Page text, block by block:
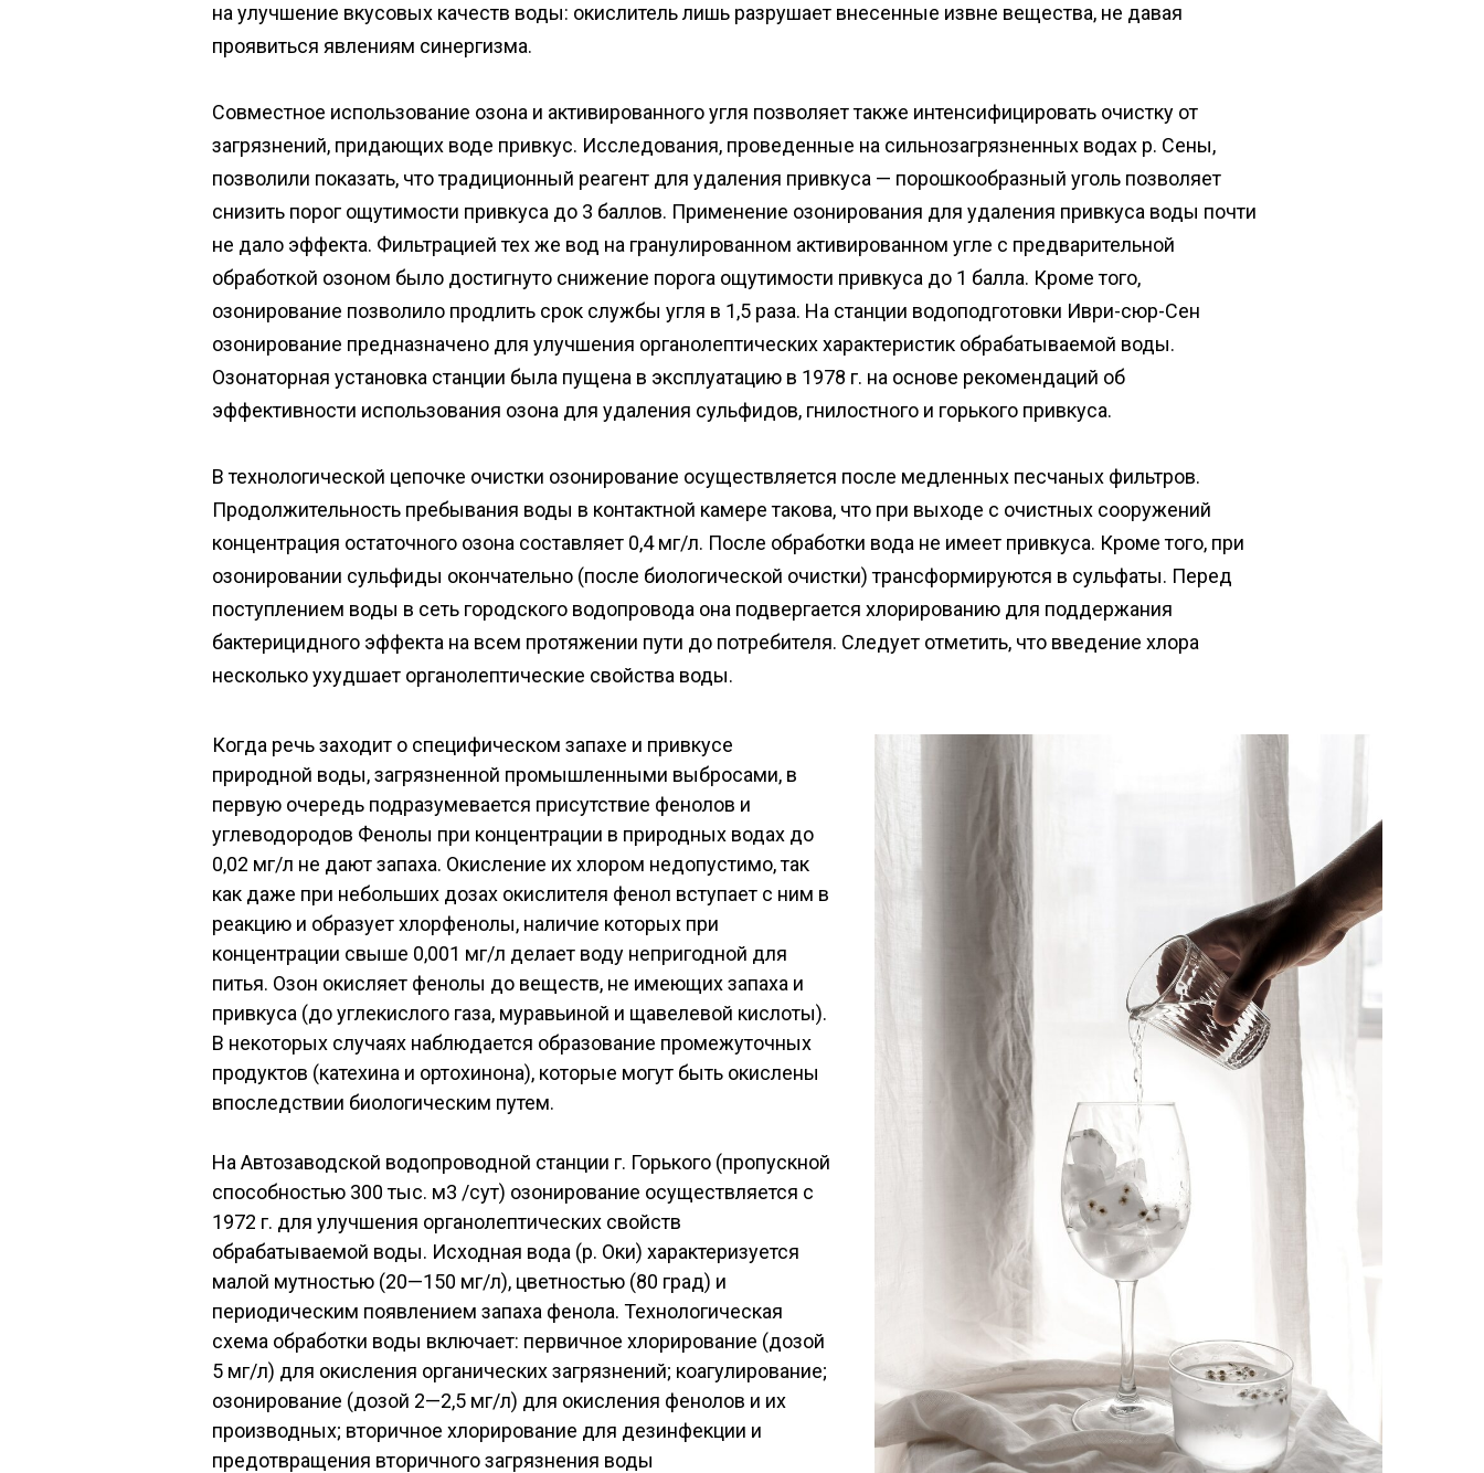
на улучшение вкусовых качеств воды: окислитель лишь разрушает внесенные извне вещества, не давая
проявиться явлениям синергизма.
Совместное использование озона и активированного угля позволяет также интенсифицировать очистку от
загрязнений, придающих воде привкус. Исследования, проведенные на сильнозагрязненных водах р. Сены,
позволили показать, что традиционный реагент для удаления привкуса — порошкообразный уголь позволяет
снизить порог ощутимости привкуса до 3 баллов. Применение озонирования для удаления привкуса воды почти
не дало эффекта. Фильтрацией тех же вод на гранулированном активированном угле с предварительной
обработкой озоном было достигнуто снижение порога ощутимости привкуса до 1 балла. Кроме того,
озонирование позволило продлить срок службы угля в 1,5 раза. На станции водоподготовки Иври-сюр-Сен
озонирование предназначено для улучшения органолептических характеристик обрабатываемой воды.
Озонаторная установка станции была пущена в эксплуатацию в 1978 г. на основе рекомендаций об
эффективности использования озона для удаления сульфидов, гнилостного и горького привкуса.
В технологической цепочке очистки озонирование осуществляется после медленных песчаных фильтров.
Продолжительность пребывания воды в контактной камере такова, что при выходе с очистных сооружений
концентрация остаточного озона составляет 0,4 мг/л. После обработки вода не имеет привкуса. Кроме того, при
озонировании сульфиды окончательно (после биологической очистки) трансформируются в сульфаты. Перед
поступлением воды в сеть городского водопровода она подвергается хлорированию для поддержания
бактерицидного эффекта на всем протяжении пути до потребителя. Следует отметить, что введение хлора
несколько ухудшает органолептические свойства воды.
Когда речь заходит о специфическом запахе и привкусе
природной воды, загрязненной промышленными выбросами, в
первую очередь подразумевается присутствие фенолов и
углеводородов Фенолы при концентрации в природных водах до
0,02 мг/л не дают запаха. Окисление их хлором недопустимо, так
как даже при небольших дозах окислителя фенол вступает с ним в
реакцию и образует хлорфенолы, наличие которых при
концентрации свыше 0,001 мг/л делает воду непригодной для
питья. Озон окисляет фенолы до веществ, не имеющих запаха и
привкуса (до углекислого газа, муравьиной и щавелевой кислоты).
В некоторых случаях наблюдается образование промежуточных
продуктов (катехина и ортохинона), которые могут быть окислены
впоследствии биологическим путем.
На Автозаводской водопроводной станции г. Горького (пропускной
способностью 300 тыс. м3 /сут) озонирование осуществляется с
1972 г. для улучшения органолептических свойств
обрабатываемой воды. Исходная вода (р. Оки) характеризуется
малой мутностью (20—150 мг/л), цветностью (80 град) и
периодическим появлением запаха фенола. Технологическая
схема обработки воды включает: первичное хлорирование (дозой
5 мг/л) для окисления органических загрязнений; коагулирование;
озонирование (дозой 2—2,5 мг/л) для окисления фенолов и их
производных; вторичное хлорирование для дезинфекции и
предотвращения вторичного загрязнения воды